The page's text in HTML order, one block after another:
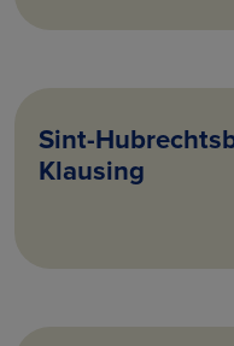
Sint-
Klausing